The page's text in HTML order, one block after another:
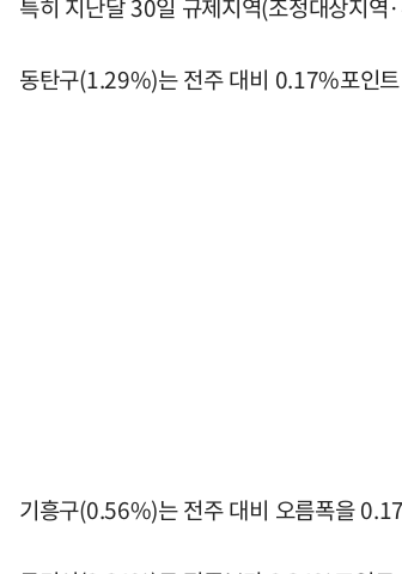
특히 지난달 30일 규제지역(조정대상지역
동탄구(1.29%)는 전주 대비 0.17%포인
기흥구(0.56%)는 전주 대비 오름폭을